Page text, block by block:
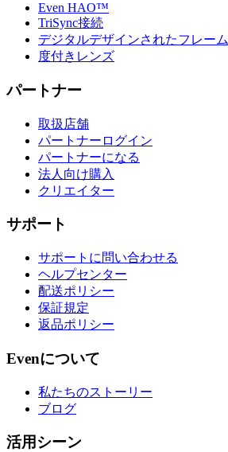
Even HAO™
TriSync接続
デジタルデザインされたフレーム
度付きレンズ
パートナー
取扱店舗
パートナーログイン
パートナーになる
法人向け購入
クリエイター
サポート
サポートに問い合わせる
ヘルプセンター
配送ポリシー
保証規定
返品ポリシー
Evenについて
私たちのストーリー
ブログ
活用シーン